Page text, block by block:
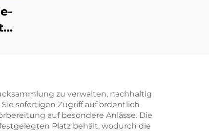
zu verwalten, nachhaltig
sofortigen Zugriff auf ordentlich
auf besondere Anlässe. Die
Platz behält, wodurch die